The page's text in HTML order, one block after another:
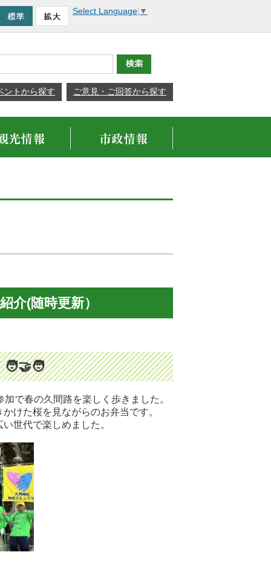
Select Language ▼
ントから探す ご意見・ご回答から探す
介(随時更新）
🧑‍🤝‍🧑
で春の久間路を楽しく歩きました。
けた桜を見ながらのお弁当です。
世代で楽しめました。